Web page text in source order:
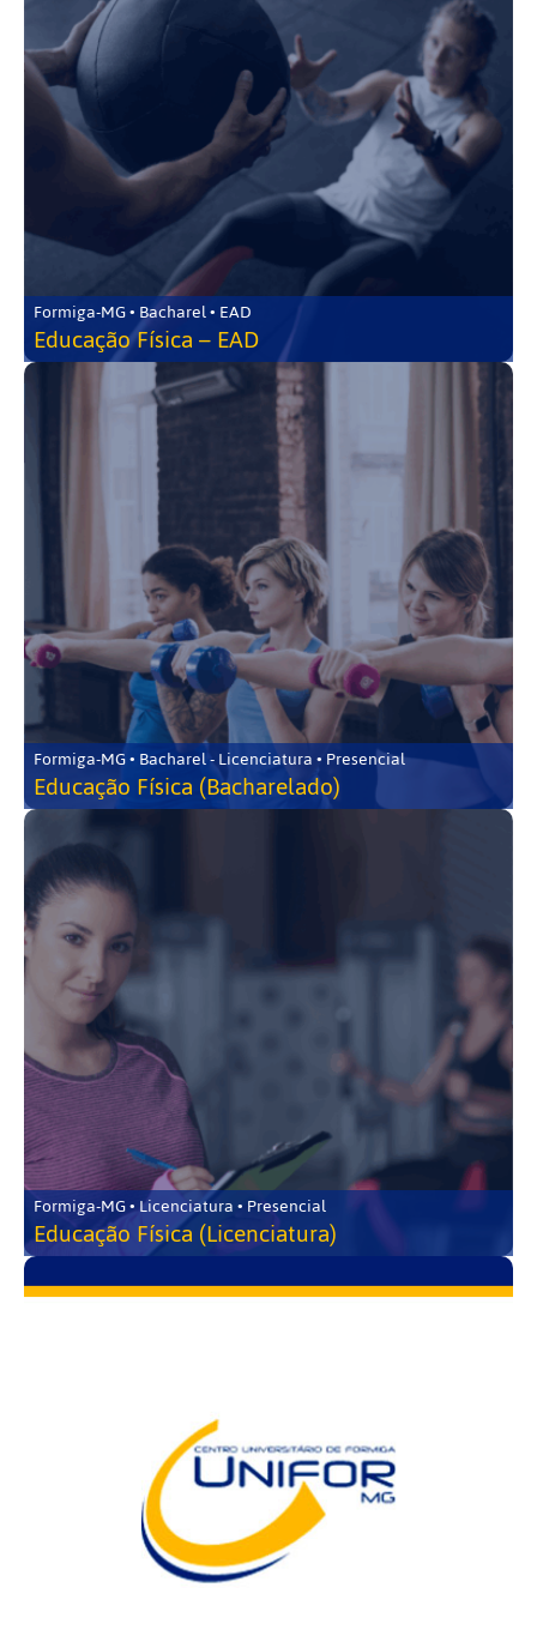
Formiga-MG • Bacharel • EAD
Educação Física – EAD
Formiga-MG • Bacharel - Licenciatura • Presencial
Educação Física (Bacharelado)
Formiga-MG • Licenciatura • Presencial
Educação Física (Licenciatura)